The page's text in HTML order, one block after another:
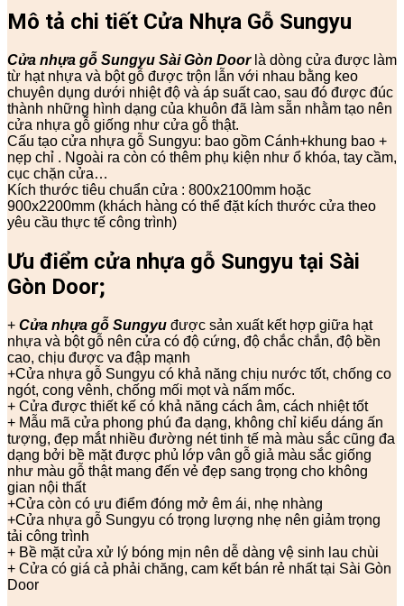
Mô tả chi tiết Cửa Nhựa Gỗ Sungyu
Cửa nhựa gỗ Sungyu Sài Gòn Doorlà dòng cửa được làm
từ hạt nhựa và bột gỗ được trộn lẫn với nhau bằng keo
chuyên dụng dưới nhiệt độ và áp suất cao, sau đó được đúc
thành những hình dạng của khuôn đã làm sẵn nhằm tạo nên
cửa nhựa gỗ giống như cửa gỗ thật.
Cấu tạo cửa nhựa gỗ Sungyu: bao gồm Cánh+khung bao +
nẹp chỉ . Ngoài ra còn có thêm phụ kiện như ổ khóa, tay cầm,
cục chặn cửa…
Kích thước tiêu chuẩn cửa : 800x2100mm hoặc
900x2200mm (khách hàng có thể đặt kích thước cửa theo
yêu cầu thực tế công trình)
Ưu điểm cửa nhựa gỗ Sungyu tại Sài
Gòn Door;
+ Cửa nhựa gỗ Sungyu được sản xuất kết hợp giữa hạt
nhựa và bột gỗ nên cửa có độ cứng, độ chắc chắn, độ bền
cao, chịu được va đập mạnh
+Cửa nhựa gỗ Sungyu có khả năng chịu nước tốt, chống co
ngót, cong vênh, chống mối mọt và nấm mốc.
+ Cửa được thiết kế có khả năng cách âm, cách nhiệt tốt
+ Mẫu mã cửa phong phú đa dạng, không chỉ kiểu dáng ấn
tượng, đẹp mắt nhiều đường nét tinh tế mà màu sắc cũng đa
dạng bởi bề mặt được phủ lớp vân gỗ giả màu sắc giống
như màu gỗ thật mang đến vẻ đẹp sang trọng cho không
gian nội thất
+Cửa còn có ưu điểm đóng mở êm ái, nhẹ nhàng
+Cửa nhựa gỗ Sungyu có trọng lượng nhẹ nên giảm trọng
tải công trình
+ Bề mặt cửa xử lý bóng mịn nên dễ dàng vệ sinh lau chùi
+ Cửa có giá cả phải chăng, cam kết bán rẻ nhất tại Sài Gòn
Door